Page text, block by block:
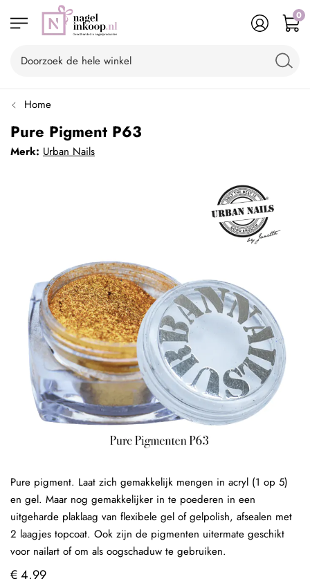
0
Home
Pure Pigment P63
Merk: Urban Nails
€ 4,99
Pure pigment. Laat zich gemakkelijk mengen in acryl (1 op 5)
en gel. Maar nog gemakkelijker in te poederen in een
uitgeharde plaklaag van flexibele gel of gelpolish, afsealen met
2 laagjes topcoat. Ook zijn de pigmenten uitermate geschikt
voor nailart of om als oogschaduw te gebruiken.